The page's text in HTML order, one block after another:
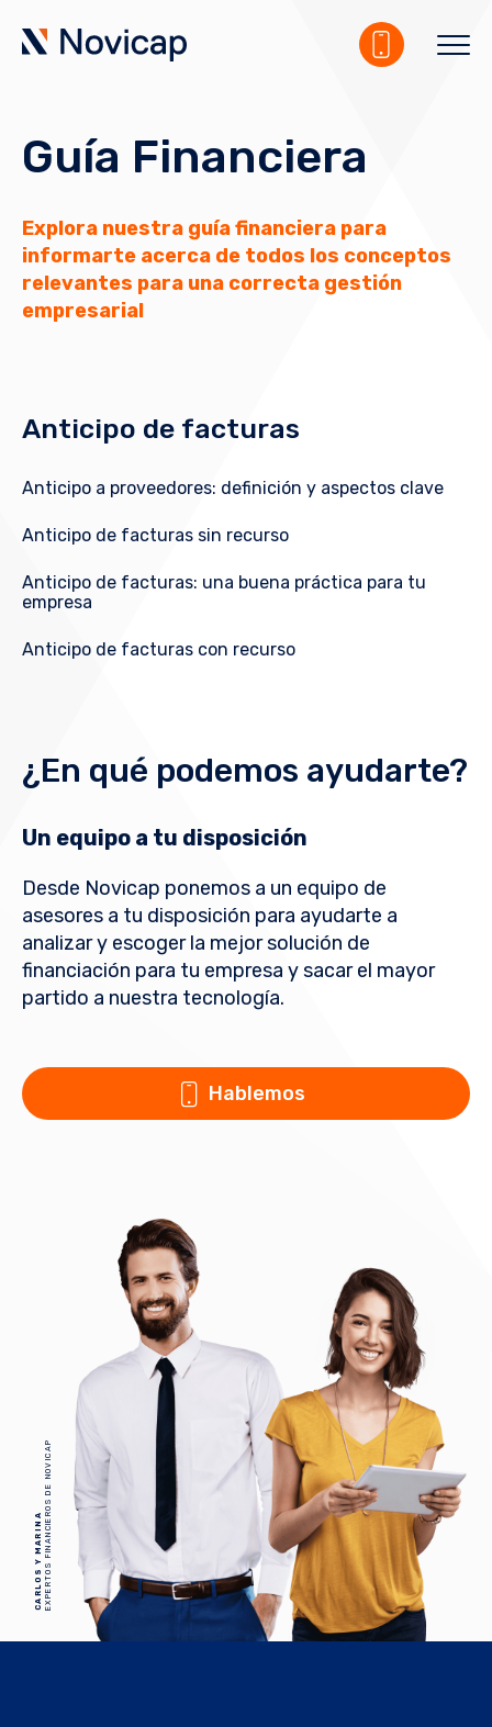
Guía Financiera
Explora nuestra guía financiera para
informarte acerca de todos los conceptos
relevantes para una correcta gestión
empresarial
Anticipo de facturas
Anticipo a proveedores: definición y aspectos clave
Anticipo de facturas sin recurso
Anticipo de facturas: una buena práctica para tu
empresa
Anticipo de facturas con recurso
¿En qué podemos ayudarte?
Un equipo a tu disposición
Desde Novicap ponemos a un equipo de
asesores a tu disposición para ayudarte a
analizar y escoger la mejor solución de
financiación para tu empresa y sacar el mayor
partido a nuestra tecnología.
Hablemos
CARLOS Y MARINAEXPERTOS FINANCIEROS DE NOVICAP